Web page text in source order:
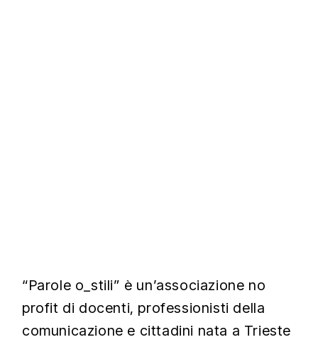
“Parole o_stili” è un’associazione no
profit di docenti, professionisti della
comunicazione e cittadini nata a Trieste